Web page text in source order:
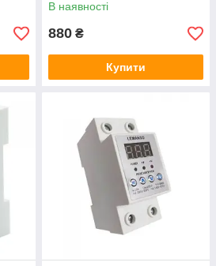
В наявності
880 ₴
Купити